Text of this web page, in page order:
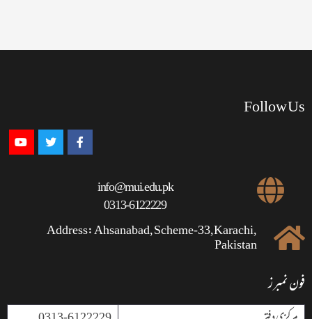
Follow Us
info@mui.edu.pk
0313-6122229
Address: Ahsanabad, Scheme-33,Karachi,
Pakistan
فون نمبرز